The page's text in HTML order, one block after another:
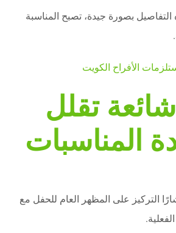
التفاصيل بصورة جيدة، تصبح المناسبة
الأفراح الكويت
تقلل
المناسبات
التركيز على المظهر العام للحفل مع